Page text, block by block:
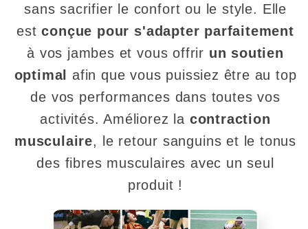
sans sacrifier le confort ou le style. Elle
estconçue pour s'adapter parfaitement
à vos jambes et vous offrir un soutien
optimal afin que vous puissiez être au top
de vos performances dans toutes vos
activités. Améliorez la contraction
musculaire, le retour sanguins et le tonus
des fibres musculaires avec un seul
produit !